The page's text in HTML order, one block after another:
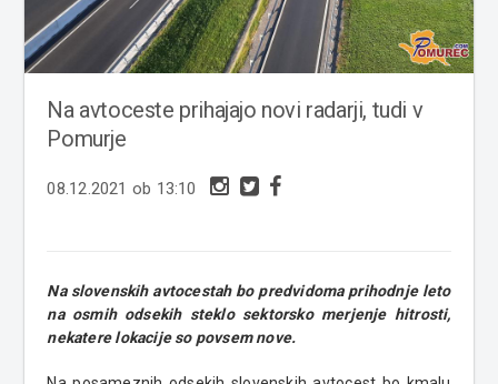
Na avtoceste prihajajo novi radarji, tudi v
Pomurje
08.12.2021 ob 13:10
Na slovenskih avtocestah bo predvidoma prihodnje leto
na osmih odsekih steklo sektorsko merjenje hitrosti,
nekatere lokacije so povsem nove.